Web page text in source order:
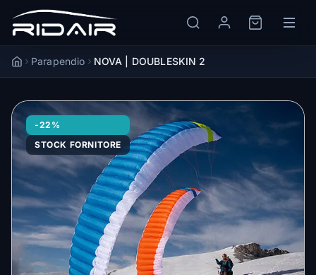
AccueilParapendio NOVA | DOUBLESKIN 2
-22%
STOCK FORNITORE